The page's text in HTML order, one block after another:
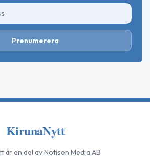
Prenumerera
KirunaNytt
är en del av Notisen Media AB